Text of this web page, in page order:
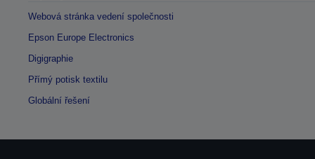
Webová stránka vedení společnosti
Epson Europe Electronics
Digigraphie
Přímý potisk textilu
Globální řešení